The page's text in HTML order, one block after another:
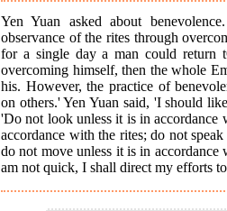
Yen Yuan asked about
observance of the rites through
for a single day a man could return
overcoming himself, then the whole
his. However, the practice of
on others.' Yen Yuan said, 'I should
'Do not look unless it is in accordance
accordance with the rites; do not
do not move unless it is in
am not quick, I shall direct my efforts